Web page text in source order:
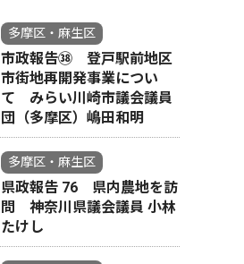
多摩区・麻生区
市政報告㊳ 登戸駅前地区
市街地再開発事業につい
て みらい川崎市議会議員
団（多摩区）嶋田和明
多摩区・麻生区
県政報告 76 県内農地を訪
問 神奈川県議会議員 小林
たけし